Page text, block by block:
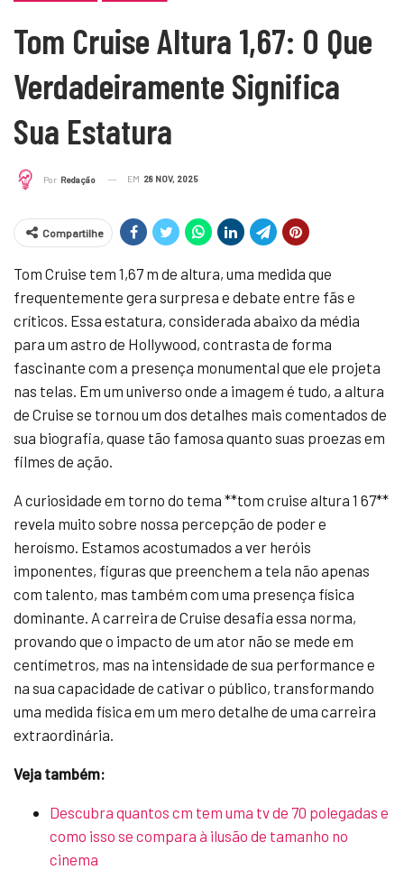
Tom Cruise Altura 1,67: O Que
Verdadeiramente Significa
Sua Estatura
Por Redação EM 28 NOV, 2025
Compartilhe
Tom Cruise tem 1,67 m de altura, uma medida que
frequentemente gera surpresa e debate entre fãs e
críticos. Essa estatura, considerada abaixo da média
para um astro de Hollywood, contrasta de forma
fascinante com a presença monumental que ele projeta
nas telas. Em um universo onde a imagem é tudo, a altura
de Cruise se tornou um dos detalhes mais comentados de
sua biografia, quase tão famosa quanto suas proezas em
filmes de ação.
A curiosidade em torno do tema **tom cruise altura 1 67**
revela muito sobre nossa percepção de poder e
heroísmo. Estamos acostumados a ver heróis
imponentes, figuras que preenchem a tela não apenas
com talento, mas também com uma presença física
dominante. A carreira de Cruise desafia essa norma,
provando que o impacto de um ator não se mede em
centímetros, mas na intensidade de sua performance e
na sua capacidade de cativar o público, transformando
uma medida física em um mero detalhe de uma carreira
extraordinária.
Veja também:
Descubra quantos cm tem uma tv de 70 polegadas e
como isso se compara à ilusão de tamanho no
cinema